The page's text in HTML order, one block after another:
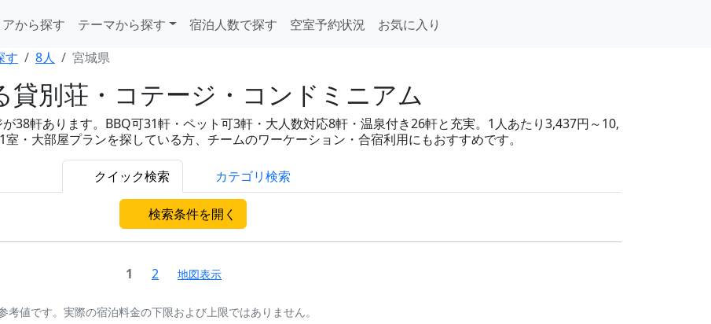
から探す テーマから探す 宿泊人数で探す 空室予約状況
お気に入り
す 8人 宮城県
貸別荘・コテージ・コンドミニアム
38軒あります。BBQ可31軒・ペット可3軒・大人数対応8軒・温泉付き26軒と充実。1人あたり3,437円～10,
・大部屋プランを探している方、チームのワーケーション・合宿利用にもおすすめです。
クイック検索 カテゴリ検索
検索条件を開く
1 2 地図表示
値です。実際の宿泊料金の下限および上限ではありません。